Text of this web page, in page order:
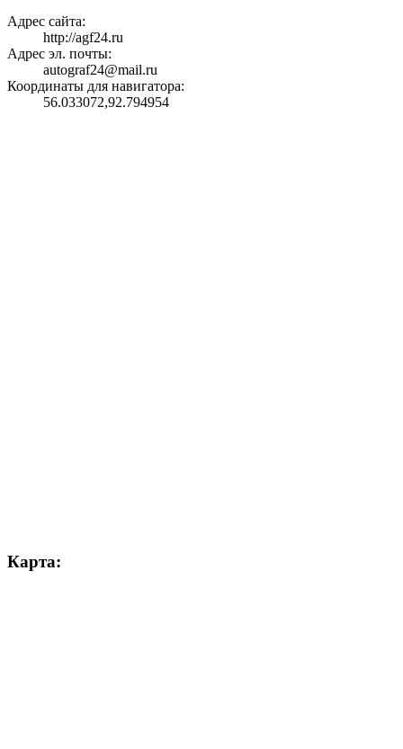
Адрес сайта:
http://agf24.ru
Адрес эл. почты:
autograf24@mail.ru
Координаты для навигатора:
56.033072,92.794954
Карта: